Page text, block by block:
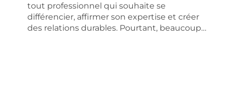
tout professionnel qui souhaite se
différencier, affirmer son expertise et créer
des relations durables. Pourtant, beaucoup…